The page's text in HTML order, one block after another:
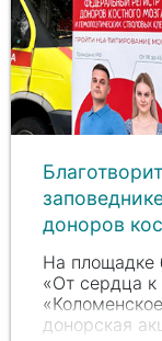
доноров
На площадке
«От сердца
донорская